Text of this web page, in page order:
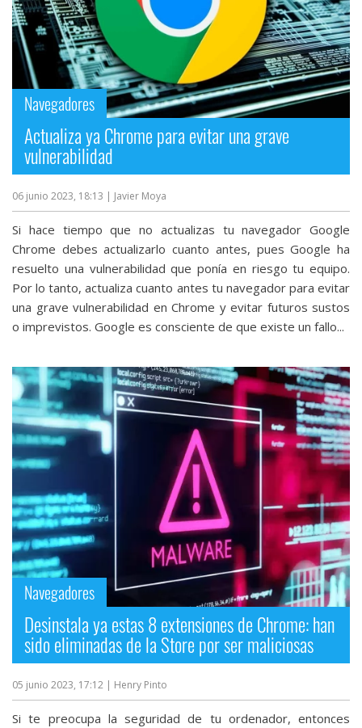
Navegadores
Actualiza ya Chrome para evitar una grave
vulnerabilidad
06 junio 2023, 18:13 | Javier Moya
Si hace tiempo que no actualizas tu navegador Google
Chrome debes actualizarlo cuanto antes, pues Google ha
resuelto una vulnerabilidad que ponía en riesgo tu equipo.
Por lo tanto, actualiza cuanto antes tu navegador para evitar
una grave vulnerabilidad en Chrome y evitar futuros sustos
o imprevistos. Google es consciente de que existe un fallo...
Navegadores
Desinstala ya estas 8 extensiones de Chrome: han
sido eliminadas de la Store por ser maliciosas
05 junio 2023, 17:12 | Henry Pinto
Si te preocupa la seguridad de tu ordenador, entonces